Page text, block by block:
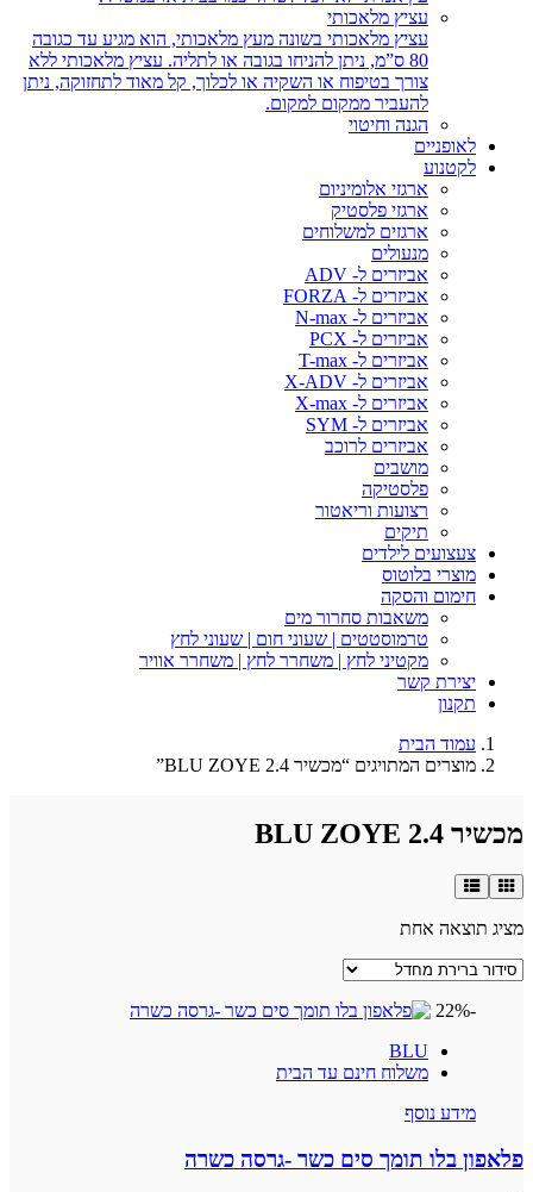
עציץ מלאכותי
עציץ מלאכותי בשונה מעץ מלאכותי, הוא מגיע עד כגובה
80 ס”מ, ניתן להניחו בגובה או לתליה. עציץ מלאכותי ללא
צורך בטיפוח או השקיה או לכלוך, קל מאוד לתחזוקה, ניתן
להעביר ממקום למקום.
הגנה וחיטוי
לאופניים
לקטנוע
ארגזי אלומיניום
ארגזי פלסטיק
ארגזים למשלוחים
מנעולים
אביזרים ל- ADV
אביזרים ל- FORZA
אביזרים ל- N-max
אביזרים ל- PCX
אביזרים ל- T-max
אביזרים ל- X-ADV
אביזרים ל- X-max
אביזרים ל- SYM
אביזרים לרוכב
מושבים
פלסטיקה
רצועות וריאטור
תיקים
צעצועים לילדים
מוצרי בלוטוס
חימום והסקה
משאבות סחרור מים
טרמוסטטים | שעוני חום | שעוני לחץ
מקטיני לחץ | משחרר לחץ | משחרר אוויר
יצירת קשר
תקנון
עמוד הבית
מוצרים המתויגים “מכשיר BLU ZOYE 2.4”
מכשיר BLU ZOYE 2.4
מציג תוצאה אחת
-22%
BLU
משלוח חינם עד הבית
מידע נוסף
פלאפון בלו תומך סים כשר -גרסה כשרה